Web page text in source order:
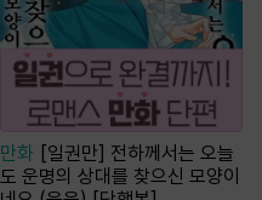
만화 [일권만] 전하께서는 오늘
도 운명의 상대를 찾으신 모양이